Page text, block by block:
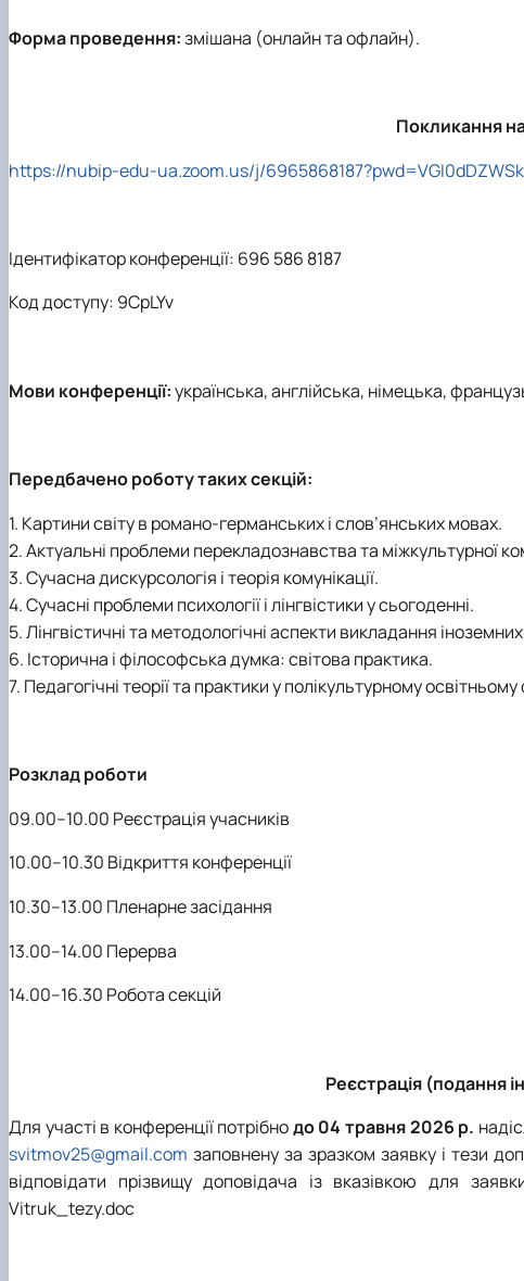
Форма проведення:змішана (онлайн та офлайн).
Покликання
https://nubip-edu-ua.zoom.us/j/
Ідентифікатор конференції: 696 586 8187
Код доступу: 9CpLYv
Мови конференції:українська, англійська, німецька,
Передбачено роботу таких секцій:
1. Картини світу в романо-германських і слов’янських мовах.
2. Актуальні проблеми перекладознавства та міжкультурної
3. Сучасна дискурсологія і теорія комунікації.
4. Сучасні проблеми психології і лінгвістики у сьогоденні.
5. Лінгвістичні та методологічні аспекти викладання
6. Історична і філософська думка: світова практика.
7. Педагогічні теорії та практики у полікультурному
Розклад роботи
09.00–10.00 Реєстрація учасників
10.00–10.30 Відкриття конференції
10.30–13.00 Пленарне засідання
13.00–14.00 Перерва
14.00–16.30 Робота секцій
Реєстрація (подання
Для участі в конференції потрібнодо04 травня2026 р.
svitmov25@gmail.com заповнену за зразком заявку і тези
відповідати прізвищу доповідача із вказівкою для
Vitruk_tezy.doc